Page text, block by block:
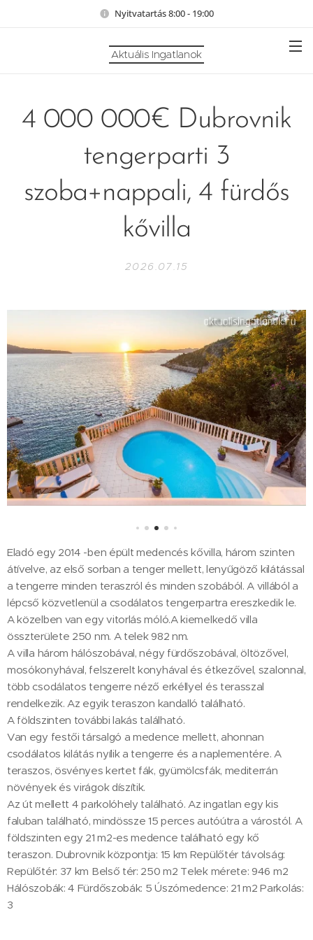
Nyitvatartás 8:00 - 19:00
Aktuális Ingatlanok
4 000 000€ Dubrovnik
tengerparti 3
szoba+nappali, 4 fürdős
kővilla
2026.07.15
Eladó egy 2014 -ben épült medencés kővilla, három szinten
átívelve, az első sorban a tenger mellett, lenyűgöző kilátással
a tengerre minden teraszról és minden szobából. A villából a
lépcső közvetlenül a csodálatos tengerpartra ereszkedik le.
A közelben van egy vitorlás móló.A kiemelkedő villa
összterülete 250 nm. A telek 982 nm.
A villa három hálószobával, négy fürdőszobával, öltözővel,
mosókonyhával, felszerelt konyhával és étkezővel, szalonnal,
több csodálatos tengerre néző erkéllyel és terasszal
rendelkezik. Az egyik teraszon kandalló található.
A földszinten további lakás található.
Van egy festői társalgó a medence mellett, ahonnan
csodálatos kilátás nyílik a tengerre és a naplementére. A
teraszos, ösvényes kertet fák, gyümölcsfák, mediterrán
növények és virágok díszítik.
Az út mellett 4 parkolóhely található. Az ingatlan egy kis
faluban található, mindössze 15 perces autóútra a várostól. A
földszinten egy 21 m2-es medence található egy kő
teraszon. Dubrovnik központja: 15 km Repülőtér távolság:
Repülőtér: 37 km Belső tér: 250 m2 Telek mérete: 946 m2
Hálószobák: 4 Fürdőszobák: 5 Úszómedence: 21 m2 Parkolás:
3